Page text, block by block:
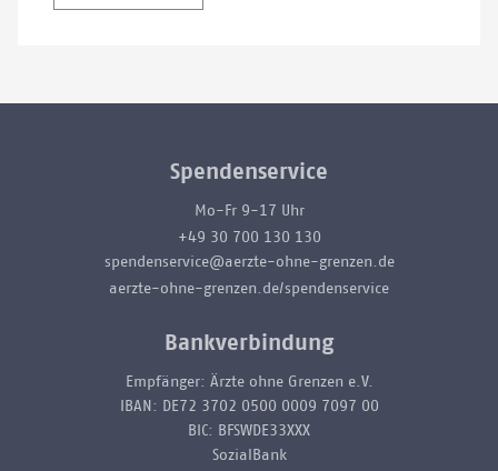
Spendenservice
Mo-Fr 9-17 Uhr
+49 30 700 130 130
spendenservice@aerzte-ohne-grenzen.de
aerzte-ohne-grenzen.de/spendenservice
Bankverbindung
Empfänger: Ärzte ohne Grenzen e.V.
IBAN: DE72 3702 0500 0009 7097 00
BIC: BFSWDE33XXX
SozialBank